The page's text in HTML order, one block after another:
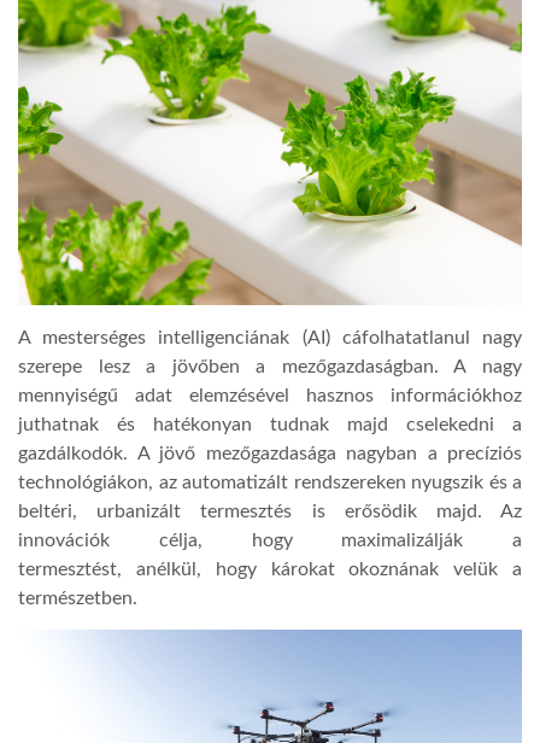
A mesterséges intelligenciának (AI) cáfolhatatlanul nagy
szerepe lesz a jövőben a mezőgazdaságban. A nagy
mennyiségű adat elemzésével hasznos információkhoz
juthatnak és hatékonyan tudnak majd cselekedni a
gazdálkodók. A jövő mezőgazdasága nagyban a precíziós
technológiákon, az automatizált rendszereken nyugszik és a
beltéri, urbanizált termesztés is erősödik majd. Az
innovációk célja, hogy maximalizálják a
termesztést, anélkül, hogy károkat okoznának velük a
természetben.